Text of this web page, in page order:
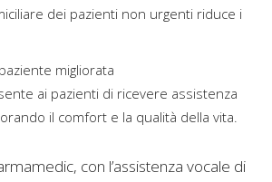
dei pazienti non urgenti riduce i
migliorata
ai pazienti di ricevere assistenza
il comfort e la qualità della vita.
con l’assistenza vocale di